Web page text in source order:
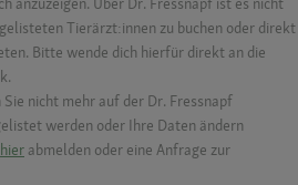
Tierärzt:innen zu buchen oder direkt
Bitte wende dich hierfür direkt an die
Sie nicht mehr auf der Dr. Fressnapf
werden oder Ihre Daten ändern
hier abmelden oder eine Anfrage zur